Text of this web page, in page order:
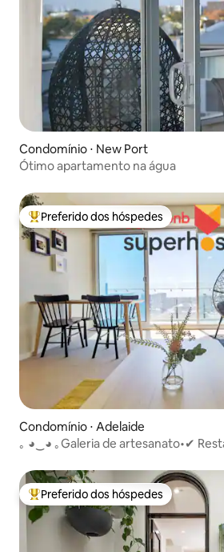
Condomínio ⋅ New Port
Ótimo apartamento na água
Entre os melhores preferidos dos
Preferido dos hóspedes
Condomínio ⋅ Adelaide
｡ ◕‿◕ ｡Galeria de artesanato•✔
Entre os melhores preferidos dos
Preferido dos hóspedes